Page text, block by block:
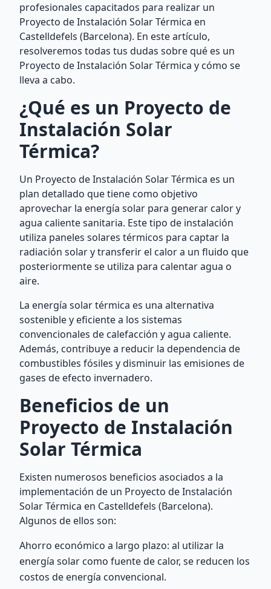
profesionales capacitados para realizar un
Proyecto de Instalación Solar Térmica en
Castelldefels (Barcelona). En este artículo,
resolveremos todas tus dudas sobre qué es un
Proyecto de Instalación Solar Térmica y cómo se
lleva a cabo.
¿Qué es un Proyecto de
Instalación Solar
Térmica?
Un Proyecto de Instalación Solar Térmica es un
plan detallado que tiene como objetivo
aprovechar la energía solar para generar calor y
agua caliente sanitaria. Este tipo de instalación
utiliza paneles solares térmicos para captar la
radiación solar y transferir el calor a un fluido que
posteriormente se utiliza para calentar agua o
aire.
La energía solar térmica es una alternativa
sostenible y eficiente a los sistemas
convencionales de calefacción y agua caliente.
Además, contribuye a reducir la dependencia de
combustibles fósiles y disminuir las emisiones de
gases de efecto invernadero.
Beneficios de un
Proyecto de Instalación
Solar Térmica
Existen numerosos beneficios asociados a la
implementación de un Proyecto de Instalación
Solar Térmica en Castelldefels (Barcelona).
Algunos de ellos son:
Ahorro económico a largo plazo: al utilizar la
energía solar como fuente de calor, se reducen los
costos de energía convencional.